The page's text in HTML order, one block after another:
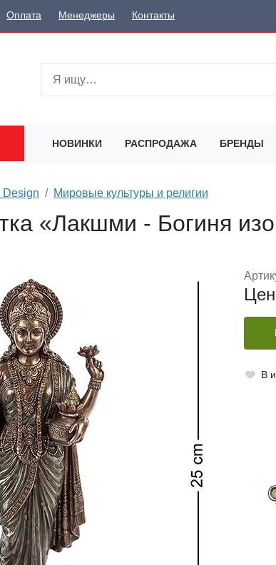
Оплата Менеджеры Контакты
НОВИНКИ РАСПРОДАЖА БРЕНДЫ
Design Мировые культуры и религии
«Лакшми - Богиня
В